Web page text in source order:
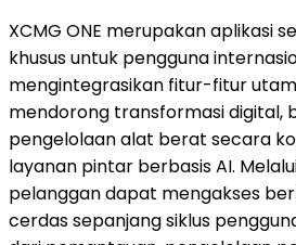
XCMG ONE merupakan aplikasi
khusus untuk pengguna
mengintegrasikan fitur-fitur
mendorong transformasi digital,
pengelolaan alat berat secara
layanan pintar berbasis AI. Melalui
pelanggan dapat mengakses
cerdas sepanjang siklus